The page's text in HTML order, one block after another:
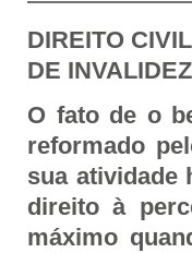
DIREITO
DE
O fato de o
reformado
sua atividade
direito à
máximo